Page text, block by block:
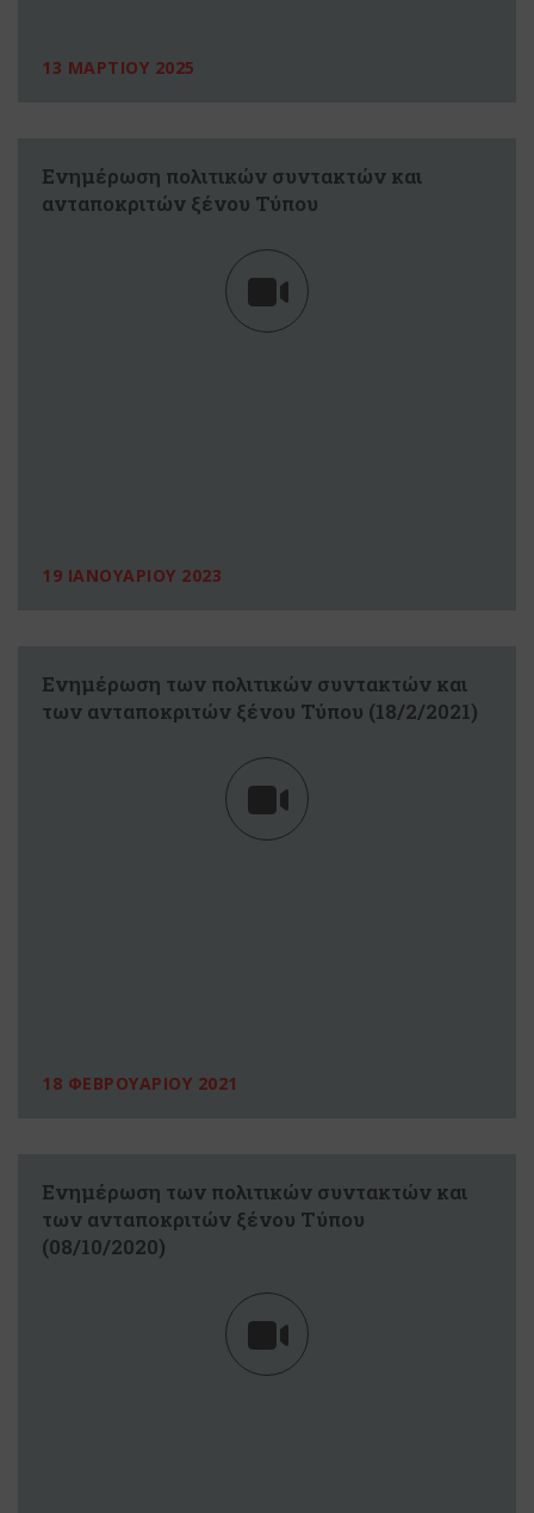
13 ΜΑΡΤΙΟΥ 2025
Ενημέρωση πολιτικών συντακτών και
ανταποκριτών ξένου Τύπου
19 ΙΑΝΟΥΑΡΙΟΥ 2023
Eνημέρωση των πολιτικών συντακτών και
των ανταποκριτών ξένου Τύπου (18/2/2021)
18 ΦΕΒΡΟΥΑΡΙΟΥ 2021
Eνημέρωση των πολιτικών συντακτών και
των ανταποκριτών ξένου Tύπου
(08/10/2020)